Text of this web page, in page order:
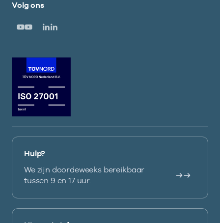
Volg ons
Hulp?
We zijn doordeweeks bereikbaar
tussen 9 en 17 uur.